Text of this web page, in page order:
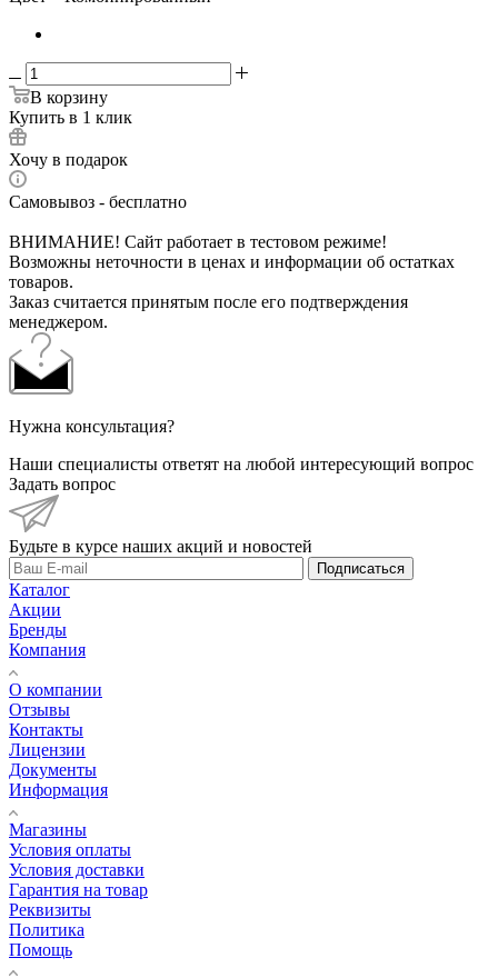
В корзину
Купить в 1 клик
Хочу в подарок
Самовывоз - бесплатно
ВНИМАНИЕ! Сайт работает в тестовом режиме!
Возможны неточности в ценах и информации об остатках
товаров.
Заказ считается принятым после его подтверждения
менеджером.
Нужна консультация?
Наши специалисты ответят на любой интересующий вопрос
Задать вопрос
Будьте в курсе наших акций и новостей
Подписаться
Каталог
Акции
Бренды
Компания
О компании
Отзывы
Контакты
Лицензии
Документы
Информация
Магазины
Условия оплаты
Условия доставки
Гарантия на товар
Реквизиты
Политика
Помощь